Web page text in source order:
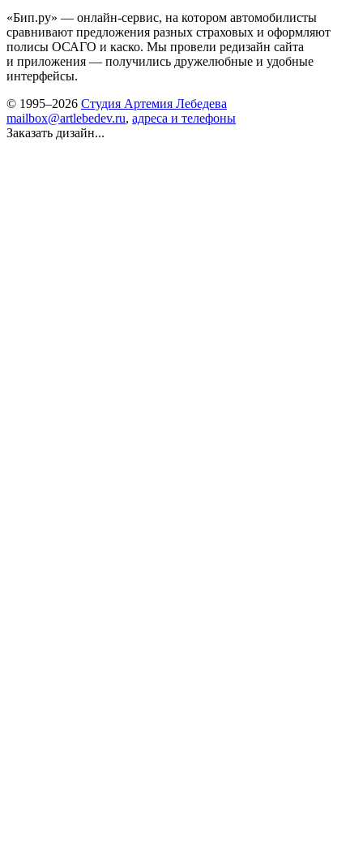
«Бип.ру» — онлайн-сервис, на котором автомобилисты
сравнивают предложения разных страховых и оформляют
полисы ОСАГО и каско. Мы провели редизайн сайта
и приложения — получились дружелюбные и удобные
интерфейсы.
© 1995–2026 Студия Артемия Лебедева
mailbox@artlebedev.ru, адреса и телефоны
Заказать дизайн...